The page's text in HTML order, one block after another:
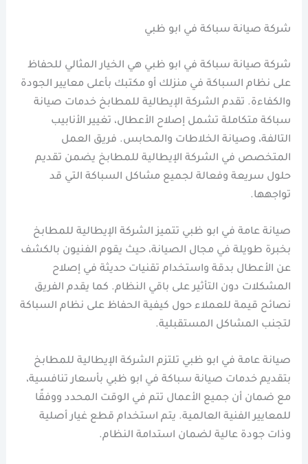
شركة صيانة سباكة في ابو ظبي
شركة صيانة سباكة في ابو ظبي هي الخيار المثالي للحفاظ
على نظام السباكة في منزلك أو مكتبك بأعلى معايير الجودة
والكفاءة. تقدم الشركة الإيطالية للمطابخ خدمات صيانة
سباكة متكاملة تشمل إصلاح الأعطال، تغيير الأنابيب
التالفة، وصيانة الخلاطات والمحابس. فريق العمل
المتخصص في الشركة الإيطالية للمطابخ يضمن تقديم
حلول سريعة وفعالة لجميع مشاكل السباكة التي قد
تواجهها.
صيانة عامة في ابو ظبي تتميز الشركة الإيطالية للمطابخ
بخبرة طويلة في مجال الصيانة، حيث يقوم الفنيون بالكشف
عن الأعطال بدقة واستخدام تقنيات حديثة في إصلاح
المشكلات دون التأثير على باقي النظام. كما يقدم الفريق
نصائح قيمة للعملاء حول كيفية الحفاظ على نظام السباكة
لتجنب المشاكل المستقبلية.
صيانة عامة في ابو ظبي تلتزم الشركة الإيطالية للمطابخ
بتقديم خدمات صيانة سباكة في ابو ظبي بأسعار تنافسية،
مع ضمان أن جميع الأعمال تتم في الوقت المحدد ووفقًا
للمعايير الفنية العالمية. يتم استخدام قطع غيار أصلية
وذات جودة عالية لضمان استدامة النظام.